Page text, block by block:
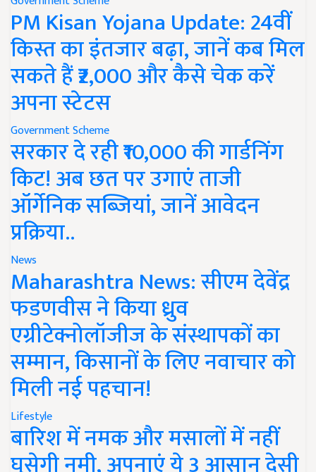
PM Kisan Yojana Update: 24वीं
किस्त का इंतजार बढ़ा, जानें कब मिल
सकते हैं ₹2,000 और कैसे चेक करें
अपना स्टेटस
Government Scheme
सरकार दे रही ₹10,000 की गार्डनिंग
किट! अब छत पर उगाएं ताजी
ऑर्गेनिक सब्जियां, जानें आवेदन
प्रक्रिया..
News
Maharashtra News: सीएम देवेंद्र
फडणवीस ने किया ध्रुव
एग्रीटेक्नोलॉजीज के संस्थापकों का
सम्मान, किसानों के लिए नवाचार को
मिली नई पहचान!
Lifestyle
बारिश में नमक और मसालों में नहीं